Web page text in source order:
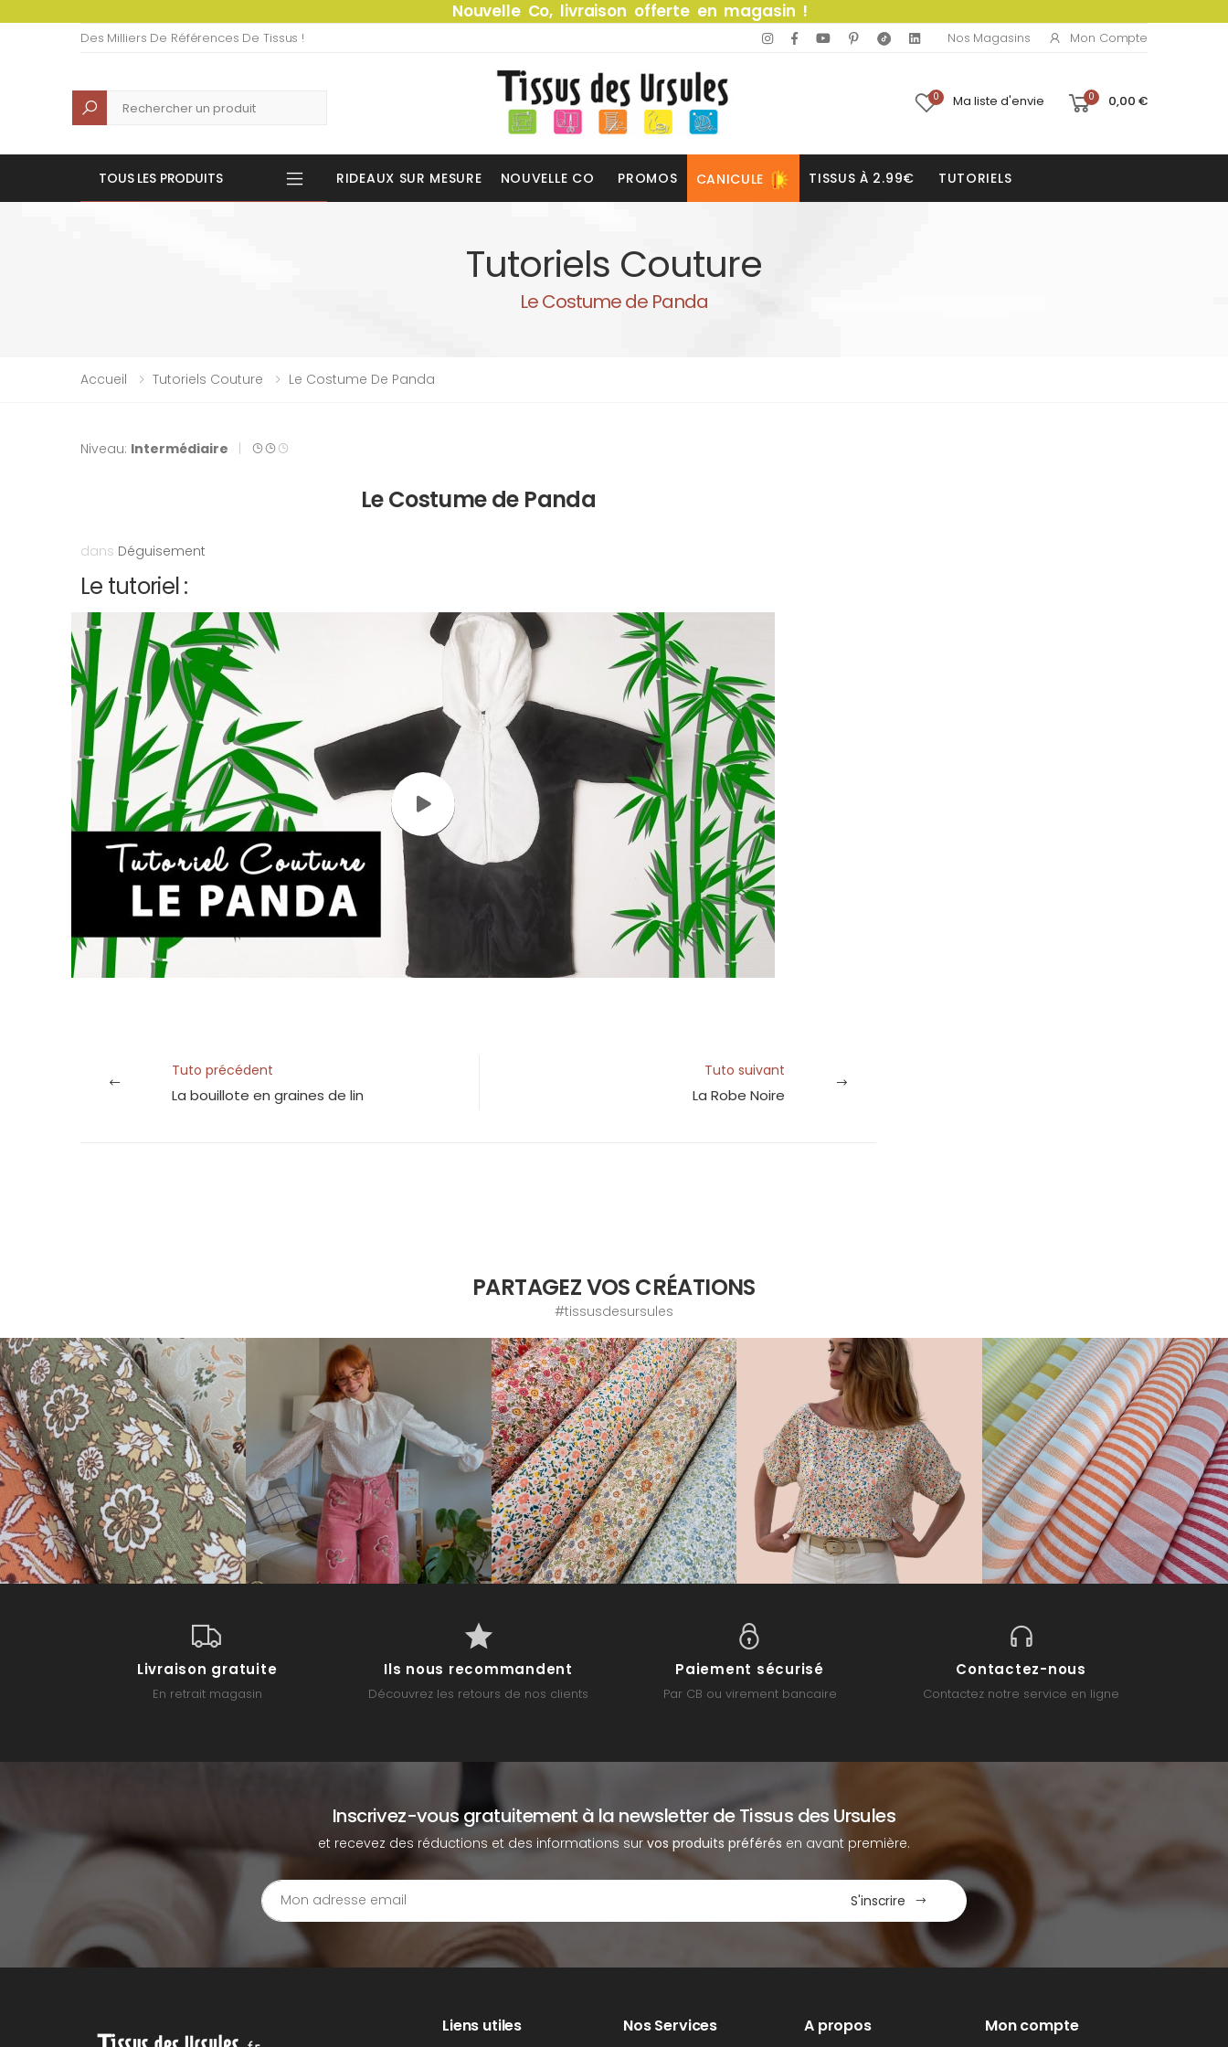
Nouvelle Co, livraison offerte en magasin !
Des Milliers De Références De Tissus ! Nos Magasins Mon Compte
Recherche 0 Ma liste d'envie 0 0,00 €
TOUS LES PRODUITS RIDEAUX SUR MESURE NOUVELLE CO PROMOS CANICULE TISSUS À 2.99€ TUTORIELS
Tutoriels Couture
Le Costume de Panda
Accueil Tutoriels Couture Le Costume De Panda
Niveau: Intermédiaire
Le Costume de Panda
dans Déguisement
Le tutoriel :
Tuto précédent
La bouillote en graines de lin
Tuto suivant
La Robe Noire
PARTAGEZ VOS CRÉATIONS
#tissusdesursules
Livraison gratuite
En retrait magasin
Ils nous recommandent
Découvrez les retours de nos clients
Paiement sécurisé
Par CB ou virement bancaire
Contactez-nous
Contactez notre service en ligne
Inscrivez-vous gratuitement à la newsletter de Tissus des Ursules
et recevez des réductions et des informations survos produits préférés en avant première.
S'inscrire
Liens utiles Nos Services A propos Mon compte